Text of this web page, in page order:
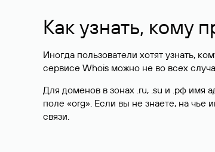
Как узнать, кому
Иногда пользователи хотят узнать,
сервисе Whois можно не во всех
Для доменов в зонах .ru, .su и .рф имя
поле «org». Если вы не знаете, на чье
связи.